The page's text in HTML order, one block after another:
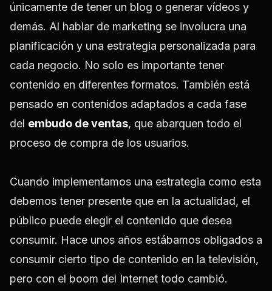
únicamente de tener un blog o generar vídeos y
demás. Al hablar de marketing se involucra una
planificación y una estrategia personalizada para
cada negocio. No solo es importante tener
contenido en diferentes formatos. También está
pensado en contenidos adaptados a cada fase
del embudo de ventas, que abarquen todo el
proceso de compra de los usuarios.
Cuando implementamos una estrategia como esta
debemos tener presente que en la actualidad, el
público puede elegir el contenido que desea
consumir. Hace unos años estábamos obligados a
consumir cierto tipo de contenido en la televisión,
pero con el boom del Internet todo cambió.